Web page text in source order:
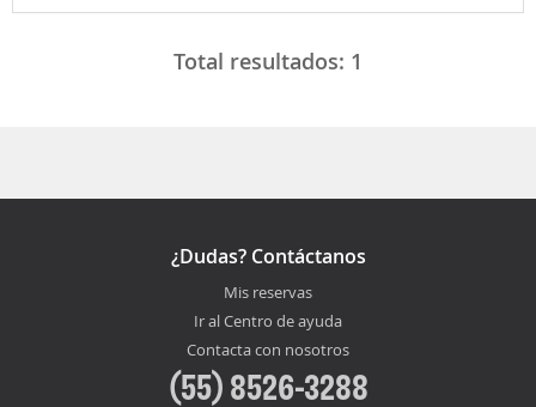
Total resultados: 1
¿Dudas? Contáctanos
Mis reservas
Ir al Centro de ayuda
Contacta con nosotros
(55) 8526-3288